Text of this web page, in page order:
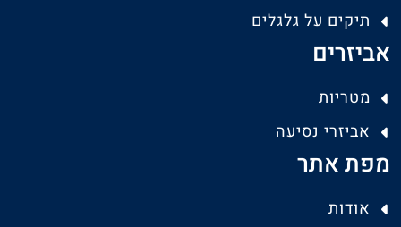
תיקים על גלגלים
אביזרים
מטריות
אביזרי נסיעה
מפת אתר
אודות